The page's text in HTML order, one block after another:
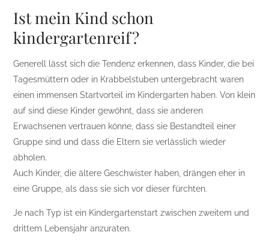
Ist mein Kind schon
kindergartenreif?
Generell lässt sich die Tendenz erkennen, dass Kinder, die bei
Tagesmüttern oder in Krabbelstuben untergebracht waren
einen immensen Startvorteil im Kindergarten haben. Von klein
auf sind diese Kinder gewöhnt, dass sie anderen
Erwachsenen vertrauen könne, dass sie Bestandteil einer
Gruppe sind und dass die Eltern sie verlässlich wieder
abholen.
Auch Kinder, die ältere Geschwister haben, drängen eher in
eine Gruppe, als dass sie sich vor dieser fürchten.
Je nach Typ ist ein Kindergartenstart zwischen zweitem und
drittem Lebensjahr anzuraten.